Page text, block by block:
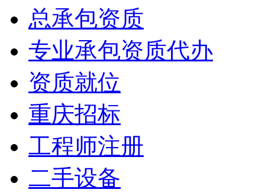
总承包资质
专业承包资质代办
资质就位
重庆招标
工程师注册
二手设备